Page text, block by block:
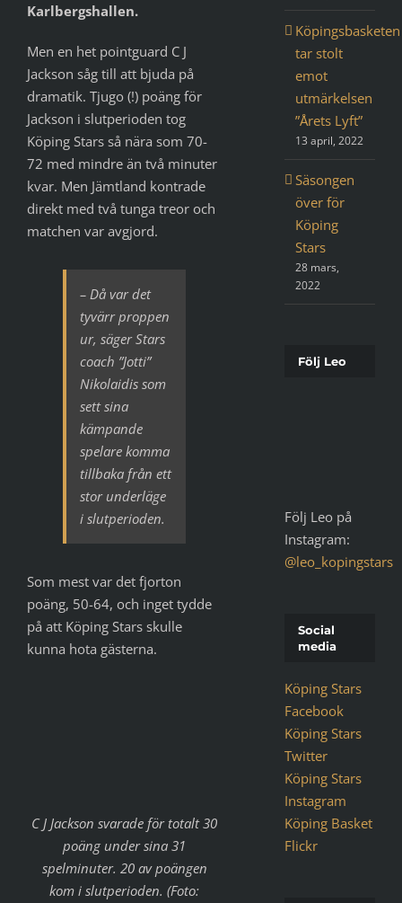
Karlbergshallen.
Men en het pointguard C J
Jackson såg till att bjuda på
dramatik. Tjugo (!) poäng för
Jackson i slutperioden tog
Köping Stars så nära som 70-
72 med mindre än två minuter
kvar. Men Jämtland kontrade
direkt med två tunga treor och
matchen var avgjord.
– Då var det
tyvärr proppen
ur, säger Stars
coach ”Jotti”
Nikolaidis som
sett sina
kämpande
spelare komma
tillbaka från ett
stor underläge
i slutperioden.
Som mest var det fjorton
poäng, 50-64, och inget tydde
på att Köping Stars skulle
kunna hota gästerna.
C J Jackson svarade för totalt 30
poäng under sina 31
spelminuter. 20 av poängen
kom i slutperioden. (Foto:
Köpingsbasketen
tar stolt
emot
utmärkelsen
”Årets Lyft”
13 april, 2022
Säsongen
över för
Köping
Stars
28 mars,
2022
Följ Leo
Följ Leo på
Instagram:
@leo_kopingstars
Social
media
Köping Stars
Facebook
Köping Stars
Twitter
Köping Stars
Instagram
Köping Basket
Flickr